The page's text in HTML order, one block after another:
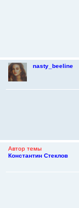
nasty_beeline
Автор темы
Константин Стеклов